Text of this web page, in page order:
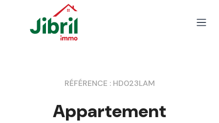
RÉFÉRENCE : HD023LAM
Appartement